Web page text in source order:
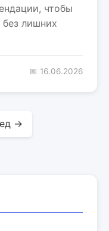
чтобы
без лишних
📅 16.06.2026
→